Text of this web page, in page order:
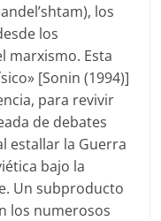
los
los
marxismo. Esta
[Sonin (1994)]
para revivir
de debates
estallar la Guerra
bajo la
Un subproducto
los numerosos